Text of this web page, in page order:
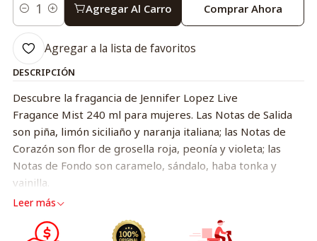
Cantidad
Agregar Al Carro Comprar Ahora
Agregar a la lista de favoritos
DESCRIPCIÓN
Descubre la fragancia de Jennifer Lopez Live
Fragance Mist 240 ml para mujeres. Las Notas de Salida
son piña, limón siciliaño y naranja italiana; las Notas de
Corazón son flor de grosella roja, peonía y violeta; las
Notas de Fondo son caramelo, sándalo, haba tonka y
vainilla.
Leer más